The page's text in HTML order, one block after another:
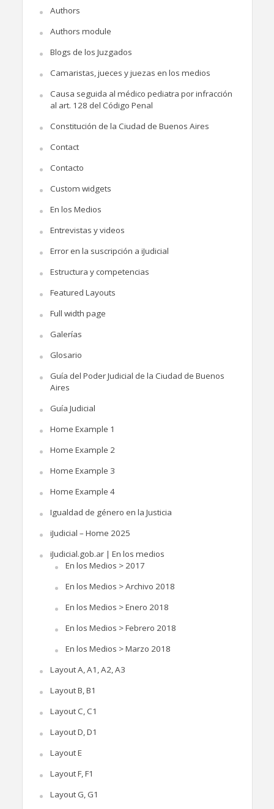
Authors
Authors module
Blogs de los Juzgados
Camaristas, jueces y juezas en los medios
Causa seguida al médico pediatra por infracción
al art. 128 del Código Penal
Constitución de la Ciudad de Buenos Aires
Contact
Contacto
Custom widgets
En los Medios
Entrevistas y videos
Error en la suscripción a iJudicial
Estructura y competencias
Featured Layouts
Full width page
Galerías
Glosario
Guía del Poder Judicial de la Ciudad de Buenos
Aires
Guía Judicial
Home Example 1
Home Example 2
Home Example 3
Home Example 4
Igualdad de género en la Justicia
iJudicial – Home 2025
iJudicial.gob.ar | En los medios
En los Medios > 2017
En los Medios > Archivo 2018
En los Medios > Enero 2018
En los Medios > Febrero 2018
En los Medios > Marzo 2018
Layout A, A1, A2, A3
Layout B, B1
Layout C, C1
Layout D, D1
Layout E
Layout F, F1
Layout G, G1